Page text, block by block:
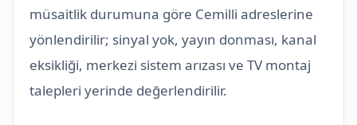
müsaitlik durumuna göre Cemilli adreslerine
yönlendirilir; sinyal yok, yayın donması, kanal
eksikliği, merkezi sistem arızası ve TV montaj
talepleri yerinde değerlendirilir.